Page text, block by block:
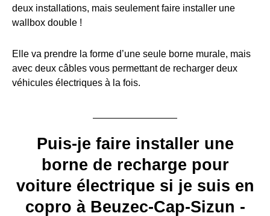
deux installations, mais seulement faire installer une
wallbox double !
Elle va prendre la forme d’une seule borne murale, mais
avec deux câbles vous permettant de recharger deux
véhicules électriques à la fois.
Puis-je faire installer une
borne de recharge pour
voiture électrique si je suis en
copro à Beuzec-Cap-Sizun -